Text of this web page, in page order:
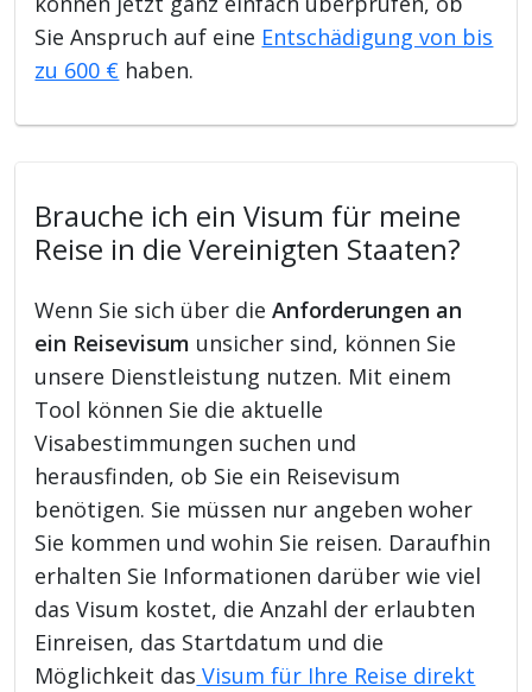
Sie Anspruch auf eine Entschädigung von bis
zu 600 € haben.
Brauche ich ein Visum für meine
Reise in die Vereinigten Staaten?
Wenn Sie sich über dieAnforderungen an
ein Reisevisum unsicher sind, können Sie
unsere Dienstleistung nutzen. Mit einem
Tool können Sie die aktuelle
Visabestimmungen suchen und
herausfinden, ob Sie ein Reisevisum
benötigen. Sie müssen nur angeben woher
Sie kommen und wohin Sie reisen. Daraufhin
erhalten Sie Informationen darüber wie viel
das Visum kostet, die Anzahl der erlaubten
Einreisen, das Startdatum und die
Möglichkeit das Visum für Ihre Reise direkt